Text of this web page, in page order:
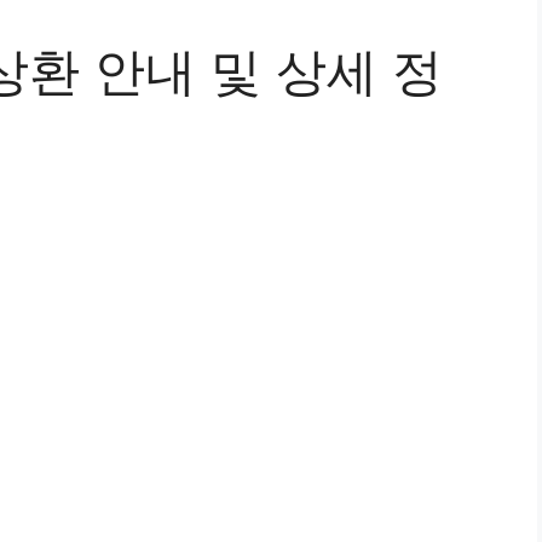
환 안내 및 상세 정